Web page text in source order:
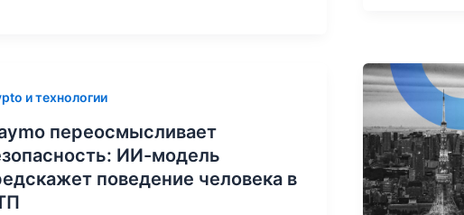
и технологии
переосмысливает
ИИ-модель
поведение человека в